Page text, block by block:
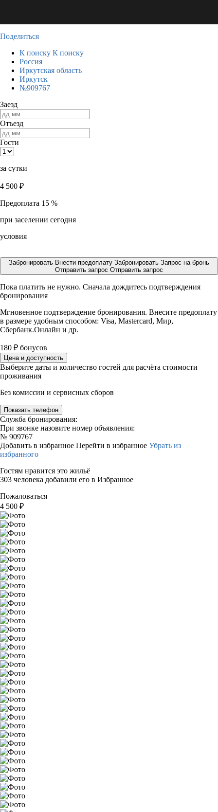
Поделиться
К поиску К поиску
Россия
Иркутская область
Иркутск
№909767
Заезд
Отъезд
Гости
за сутки
4 500 ₽
Предоплата 15 %
при заселении сегодня
условия
Забронировать Внести предоплату Забронировать Запрос на бронь
Отправить запрос Отправить запрос
Пока платить не нужно. Сначала дождитесь подтверждения
бронирования
Мгновенное подтверждение бронирования. Внесите предоплату
в размере удобным способом: Visa, Mastercard, Мир,
Сбербанк.Онлайн и др.
180 ₽ бонусов
Цена и доступность
Выберите даты и количество гостей для расчёта стоимости
проживания
Без комиссии и сервисных сборов
Показать телефон
Служба бронирования:
При звонке назовите номер объявления:
№ 909767
Добавить в избранное Перейти в избранное Убрать из
избранного
Гостям нравится это жильё
303 человека добавили его в Избранное
Пожаловаться
4 500 ₽